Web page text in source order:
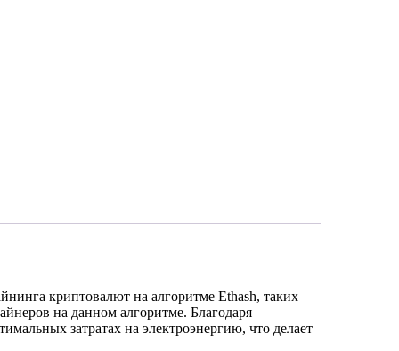
криптовалют на алгоритме Ethash, таких
на данном алгоритме. Благодаря
затратах на электроэнергию, что делает